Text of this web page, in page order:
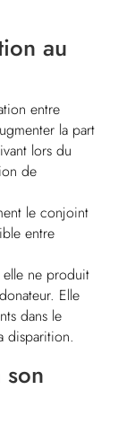
au
entre
la part
lors du
de
le conjoint
entre
elle ne produit
Elle
dans le
disparition.